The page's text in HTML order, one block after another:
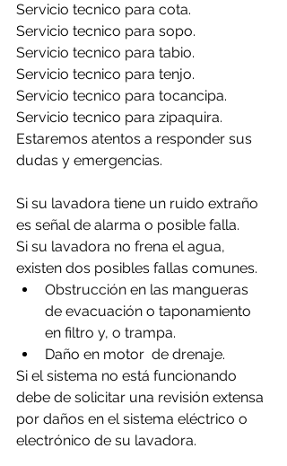
Servicio tecnico para cota.
Servicio tecnico para sopo.
Servicio tecnico para tabio.
Servicio tecnico para tenjo.
Servicio tecnico para tocancipa.
Servicio tecnico para zipaquira.
Estaremos atentos a responder sus
dudas y emergencias.
Si su lavadora tiene un ruido extraño
es señal de alarma o posible falla.
Si su lavadora no frena el agua,
existen dos posibles fallas comunes.
Obstrucción en las mangueras
de evacuación o taponamiento
en filtro y, o trampa.
Daño en motor  de drenaje.
Si el sistema no está funcionando
debe de solicitar una revisión extensa
por daños en el sistema eléctrico o
electrónico de su lavadora.